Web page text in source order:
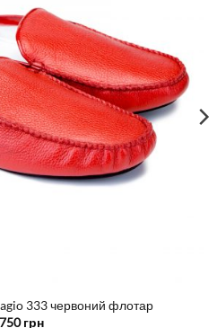
333 червоний флотар
грн